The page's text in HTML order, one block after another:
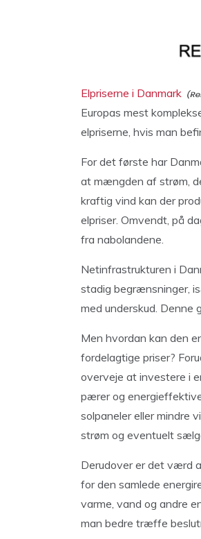
Elpriserne i Danmark
Europas mest
elpriserne, hvis man
For det første har
at mængden af strøm,
kraftig vind kan der
elpriser. Omvendt, på
fra nabolandene.
Netinfrastrukturen i
stadig begrænsninger,
med underskud. Denne
Men hvordan kan den
fordelagtige priser?
overveje at investere i
pærer og
solpaneler eller mindre
strøm og eventuelt
Derudover er det værd
for den samlede
varme, vand og andre
man bedre træffe